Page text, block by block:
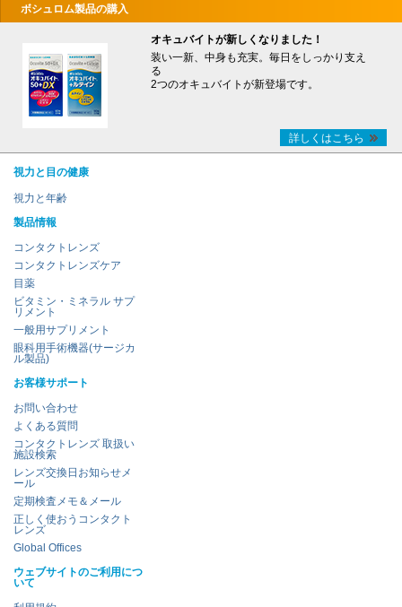
ボシュロム製品の購入
オキュバイトが新しくなりました！
装い一新、中身も充実。毎日をしっかり支え
る
2つのオキュバイトが新登場です。
詳しくはこちら
視力と目の健康
視力と年齢
製品情報
コンタクトレンズ
コンタクトレンズケア
目薬
ビタミン・ミネラル サプ
リメント
一般用サプリメント
眼科用手術機器(サージカ
ル製品)
お客様サポート
お問い合わせ
よくある質問
コンタクトレンズ 取扱い
施設検索
レンズ交換日お知らせメ
ール
定期検査メモ＆メール
正しく使おうコンタクト
レンズ
Global Offices
ウェブサイトのご利用につ
いて